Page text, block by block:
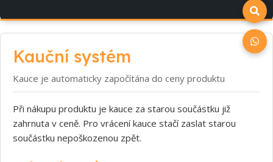
Kauční systém
Kauce je automaticky započítána do ceny produktu
Při nákupu produktu je kauce za starou součástku již
zahrnuta v ceně. Pro vrácení kauce stačí zaslat starou
součástku nepoškozenou zpět.